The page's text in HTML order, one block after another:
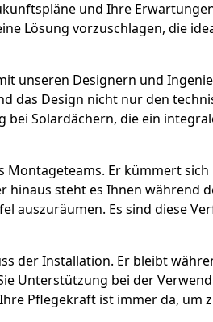
und Ihre
Lösung vorzuschlagen, die
unseren Designern und
das Design nicht nur den
Solardächern, die ein
Er kümmert sich
steht es Ihnen während
auszuräumen. Es sind diese
der Installation. Er bleibt
Unterstützung bei der
Pflegekraft ist immer da, um